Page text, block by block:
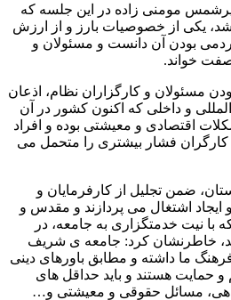
مومنی زاده در این جلسه که
یکی از خصوصیات بارز و از ارزش
بودن آن دانست و مسئولان و
خواند.
مسئولان و کارگزاران نظام، اذعان
و داخلی که اکنون کشور در آن
اقتصادی و معیشتی بوده و افراد
کارگران فشار بیشتری را متحمل می
ضمن تجلیل از کارفرمایان و
ایجاد اشتغال می پردازند و مقدس و
با نیت خدمتگزاری به جامعه، در
خاطرنشان کرد: جامعه ی شریف
ما داشته و مطابق باورهای دینی
حمایت هستند و باید حداقل های
مسائل حقوقی و معیشتی و…